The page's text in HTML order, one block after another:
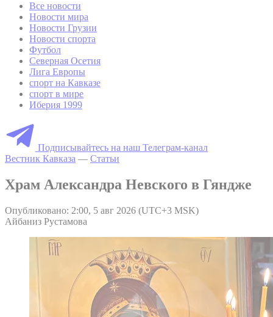
Все новости
Новости мира
Новости Грузии
Новости спорта
Футбол
Северная Осетия
Лига Европы
спорт на Кавказе
спорт в мире
Иберия 1999
Подписывайтесь на наш Телеграм-канал
Вестник Кавказа — Статьи
Храм Александра Невского в Гяндже
Опубликовано: 2:00, 5 авг 2026 (UTC+3 MSK)
Айбаниз Рустамова